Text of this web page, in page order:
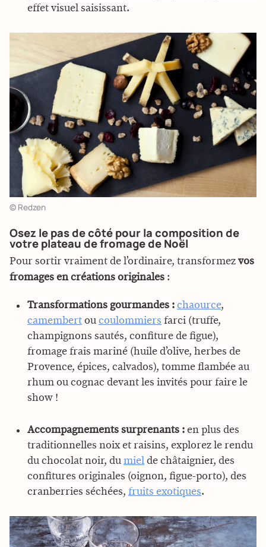
effet visuel saisissant.
© Redzen
Osez le pas de côté pour la composition de
votre plateau de fromage de Noël
Pour sortir vraiment de l’ordinaire, transformez vos
fromages en créations originales :
Transformations gourmandes : chaource,
camembert ou coulommiers farci (truffe,
champignons sautés, confiture de figue),
fromage frais mariné (huile d’olive, herbes de
Provence, épices, calvados), tomme flambée au
rhum ou cognac devant les invités pour faire le
show !
Accompagnements surprenants : en plus des
traditionnelles noix et raisins, explorez le rendu
du chocolat noir, du miel de châtaignier, des
confitures originales (oignon, figue-porto), des
cranberries séchées, fruits exotiques.